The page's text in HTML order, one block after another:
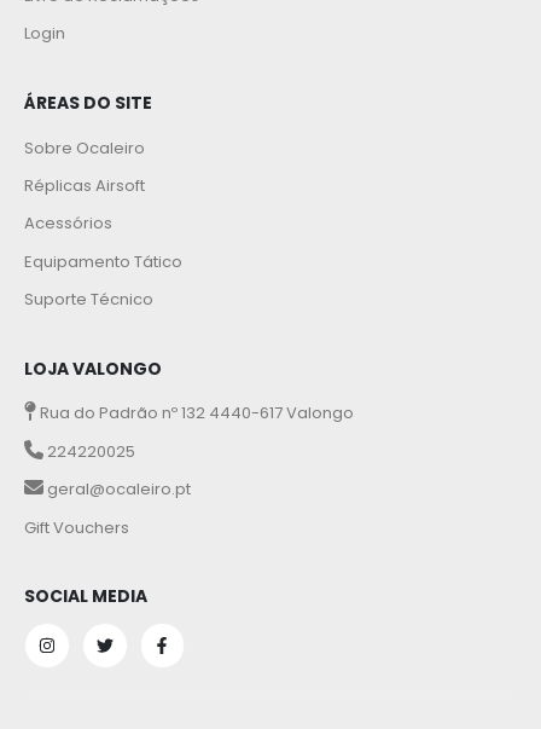
Login
ÁREAS DO SITE
Sobre Ocaleiro
Réplicas Airsoft
Acessórios
Equipamento Tático
Suporte Técnico
LOJA VALONGO
Rua do Padrão nº 132 4440-617 Valongo
224220025
geral@ocaleiro.pt
Gift Vouchers
SOCIAL MEDIA